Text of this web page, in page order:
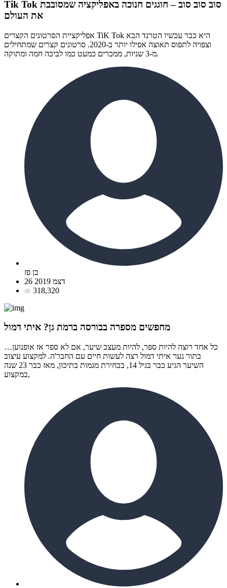
Tik Tok סוב סוב סוב – חוגגים חנוכה באפליקציה שמסובבת
את העולם
אפליקציית הסרטונים הקצרים TiK Tok היא כבר עכשיו הטרנד הבא
וצפויה לתפוס תאוצה אפילו יותר ב-2020. סרטונים קצרים שמתחילים
מ-3 שניות, ממכרים כמעט כמו לביבה חמה ומתוקה.
בן פז
26 דצמ 2019
318,320
מחפשים מספרה בבורסה ברמת גן? איתי דמול
כל אחד רוצה להיות ספר, להיות מעצב שיער, אם לא ספר אז אופנוען…
בתור נער איתי דמול רצה לעשות חיים עם החבר'ה. למקצוע עיצוב
השיער הגיע כבר בגיל 14, בבחירת מגמות בתיכון, מאז כבר 23 שנה
במקצוע,